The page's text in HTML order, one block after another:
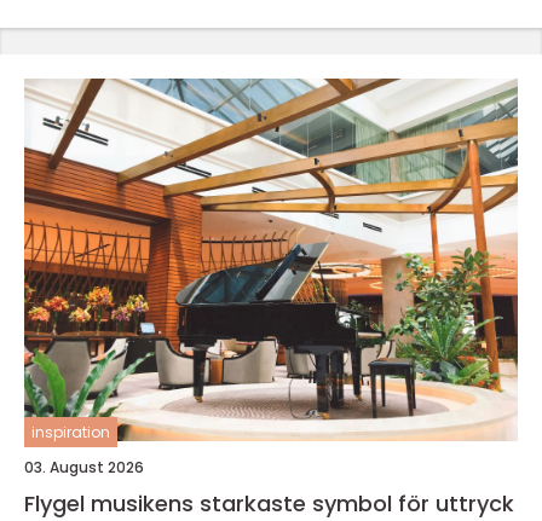
inspiration
03. August 2026
Flygel musikens starkaste symbol för uttryck